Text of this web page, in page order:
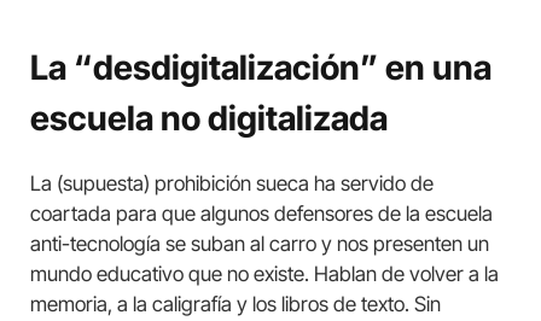
La “desdigitalización” en una
escuela no digitalizada
La (supuesta) prohibición sueca ha servido de
coartada para que algunos defensores de la escuela
anti-tecnología se suban al carro y nos presenten un
mundo educativo que no existe. Hablan de volver a la
memoria, a la caligrafía y los libros de texto. Sin